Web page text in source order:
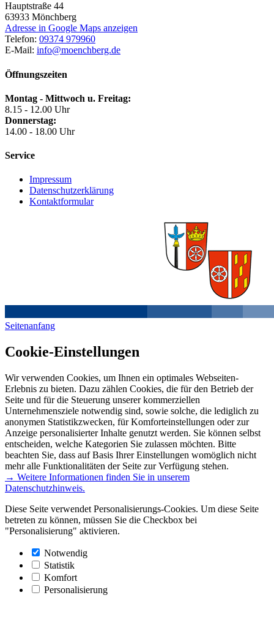
Hauptstraße 44
63933 Mönchberg
Adresse in Google Maps anzeigen
Telefon: 09374 979960
E-Mail: info@moenchberg.de
Öffnungszeiten
Montag - Mittwoch u. Freitag:
8.15 - 12.00 Uhr
Donnerstag:
14.00 - 18.00 Uhr
Service
Impressum
Datenschutzerklärung
Kontaktformular
Seitenanfang
Cookie-Einstellungen
Wir verwenden Cookies, um Ihnen ein optimales Webseiten-
Erlebnis zu bieten. Dazu zählen Cookies, die für den Betrieb der
Seite und für die Steuerung unserer kommerziellen
Unternehmensziele notwendig sind, sowie solche, die lediglich zu
anonymen Statistikzwecken, für Komforteinstellungen oder zur
Anzeige personalisierter Inhalte genutzt werden. Sie können selbst
entscheiden, welche Kategorien Sie zulassen möchten. Bitte
beachten Sie, dass auf Basis Ihrer Einstellungen womöglich nicht
mehr alle Funktionalitäten der Seite zur Verfügung stehen.
→ Weitere Informationen finden Sie in unserem
Datenschutzhinweis.
Diese Seite verwendet Personalisierungs-Cookies. Um diese Seite
betreten zu können, müssen Sie die Checkbox bei
"Personalisierung" aktivieren.
Notwendig
Statistik
Komfort
Personalisierung